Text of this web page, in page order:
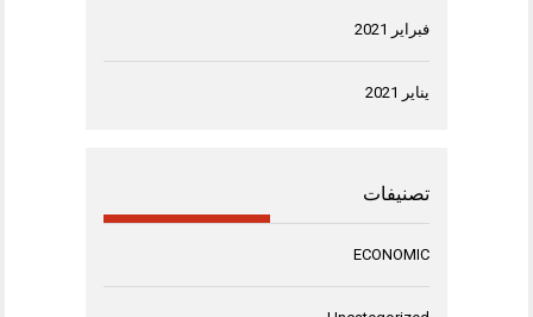
فبراير 2021
يناير 2021
تصنيفات
ECONOMIC